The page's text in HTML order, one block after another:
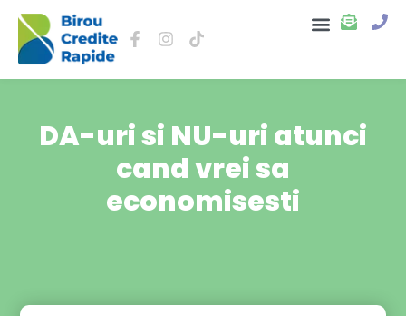
DA-uri si NU-uri atunci
cand vrei sa
economisesti